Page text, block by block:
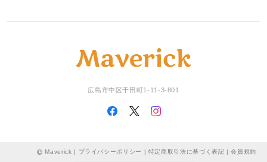
広島市中区千田町1-11-3-801
Maverick | プライバシーポリシー | 特定商取引法に基づく表記 |会員規約